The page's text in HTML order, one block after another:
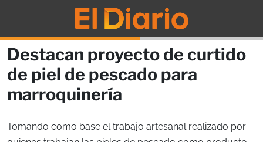
Destacan proyecto de curtido
de piel de pescado para
marroquinería
Tomando como base el trabajo artesanal realizado por